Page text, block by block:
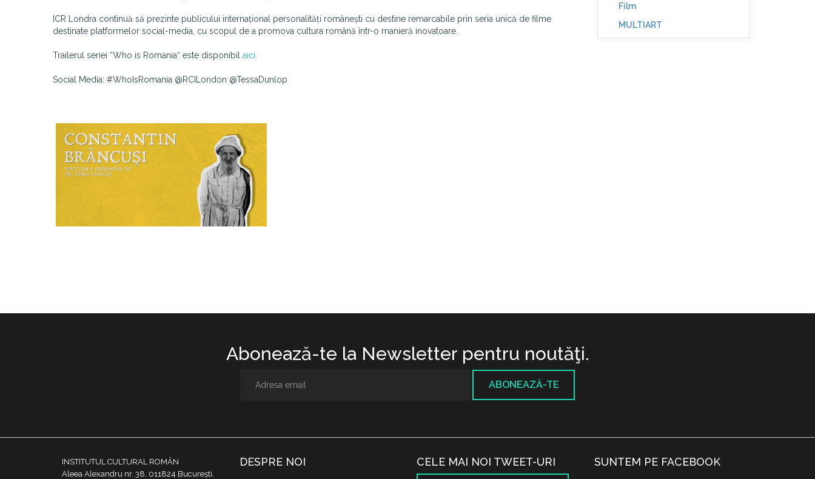
ICR Londra continuă să prezinte publicului internațional personalități românești cu destine remarcabile prin seria unică de filme
destinate platformelor social-media, cu scopul de a promova cultura română într-o manieră inovatoare.
Trailerul seriei “Who is Romania“ este disponibil aici.
Social Media: #WhoIsRomania @RCILondon @TessaDunlop
Film
MULTIART
Abonează-te la Newsletter pentru noutăţi.
ABONEAZĂ-TE
INSTITUTUL CULTURAL ROMÂN
Aleea Alexandru nr. 38, 011824 București,
DESPRE NOI CELE MAI NOI TWEET-URI SUNTEM PE FACEBOOK